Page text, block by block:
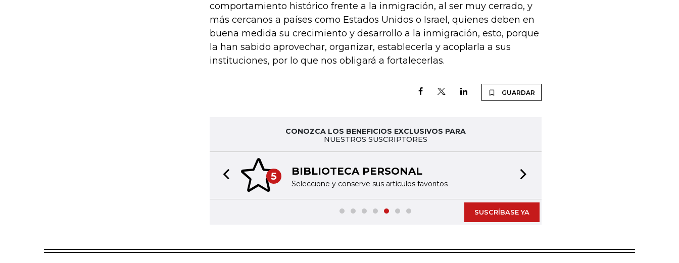
comportamiento histórico frente a la inmigración, al ser muy cerrado, y
más cercanos a países como Estados Unidos o Israel, quienes deben en
buena medida su crecimiento y desarrollo a la inmigración, esto, porque
la han sabido aprovechar, organizar, establecerla y acoplarla a sus
instituciones, por lo que nos obligará a fortalecerlas.
GUARDAR
CONOZCA LOS BENEFICIOS EXCLUSIVOS PARA
NUESTROS SUSCRIPTORES
5 BIBLIOTECA PERSONAL
Seleccione y conserve sus artículos favoritos
Previous slide
SUSCRÍBASE YA